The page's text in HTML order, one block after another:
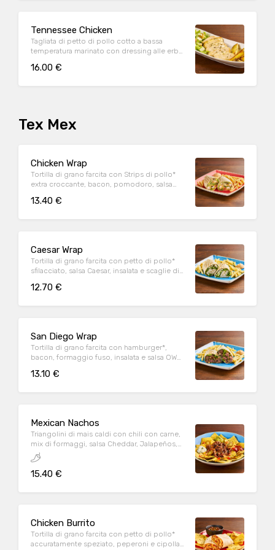
Tennessee Chicken
Tagliata di petto di pollo cotto a bassa
temperatura marinato con dressing alle erbe,
patate al forno
16.00 €
Tex Mex
Chicken Wrap
Tortilla di grano farcita con Strips di pollo*
extra croccante, bacon, pomodoro, salsa
patate* Fries e salsa OWW
13.40 €
Caesar Wrap
Tortilla di grano farcita con petto di pollo*
sfilacciato, salsa Caesar, insalata e scaglie di
patate* Fries e salsa OWW
12.70 €
San Diego Wrap
Tortilla di grano farcita con hamburger*,
bacon, formaggio fuso, insalata e salsa OWW,
13.10 €
Mexican Nachos
Triangolini di mais caldi con chili con carne,
mix di formaggi, salsa Cheddar, Jalapeños,
pomodoro e prezzemolo fresco, serviti con
mix di salse (Guacamole, Messicana e sauce
Cream)
15.40 €
Chicken Burrito
Tortilla di grano farcita con petto di pollo*
accuratamente speziato, peperoni e cipolla